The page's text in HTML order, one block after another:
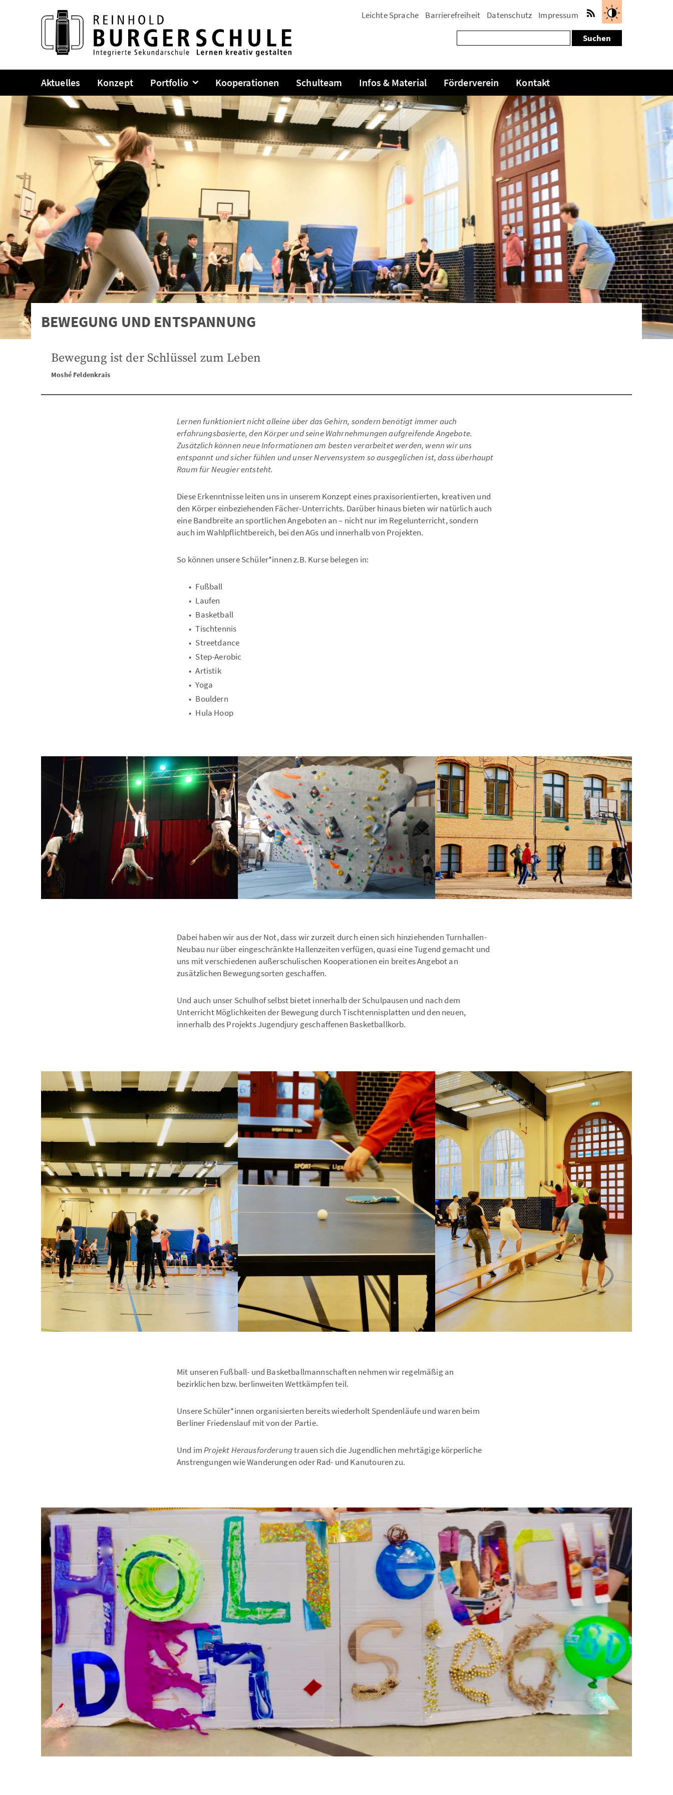
Kontrast
vermindern
Aktuelles Konzept Portfolio Untermenü
anzeigen
Kooperationen Schulteam Infos & Material Förderverein Kontakt
Leichte Sprache Barrierefreiheit Datenschutz
Impressum
Feed
nach:
BEWEGUNG UND ENTSPANNUNG
Bewegung ist der Schlüssel zum Leben
Moshé Feldenkrais
Lernen funktioniert nicht alleine über das Gehirn, sondern benötigt immer auch
erfahrungsbasierte, den Körper und seine Wahrnehmungen aufgreifende Angebote.
Zusätzlich können neue Informationen am besten verarbeitet werden, wenn wir uns
entspannt und sicher fühlen und unser Nervensystem so ausgeglichen ist, dass überhaupt
Raum für Neugier entsteht.
Diese Erkenntnisse leiten uns in unserem Konzept eines praxisorientierten, kreativen und
den Körper einbeziehenden Fächer-Unterrichts. Darüber hinaus bieten wir natürlich auch
eine Bandbreite an sportlichen Angeboten an – nicht nur im Regelunterricht, sondern
auch im Wahlpflichtbereich, bei den AGs und innerhalb von Projekten.
So können unsere Schüler*innen z.B. Kurse belegen in:
Fußball
Laufen
Basketball
Tischtennis
Streetdance
Step-Aerobic
Artistik
Yoga
Bouldern
Hula Hoop
Dabei haben wir aus der Not, dass wir zurzeit durch einen sich hinziehenden Turnhallen-
Neubau nur über eingeschränkte Hallenzeiten verfügen, quasi eine Tugend gemacht und
uns mit verschiedenen außerschulischen Kooperationen ein breites Angebot an
zusätzlichen Bewegungsorten geschaffen.
Und auch unser Schulhof selbst bietet innerhalb der Schulpausen und nach dem
Unterricht Möglichkeiten der Bewegung durch Tischtennisplatten und den neuen,
innerhalb des ProjektsJugendjury geschaffenen Basketballkorb.
Mit unseren Fußball- und Basketballmannschaften nehmen wir regelmäßig an
bezirklichen bzw. berlinweiten Wettkämpfen teil.
Unsere Schüler*innen organisierten bereits wiederholt Spendenläufe und waren beim
Berliner Friedenslaufmit von der Partie.
Und imProjekt Herausforderungtrauen sich die Jugendlichen mehrtägige körperliche
Anstrengungen wie Wanderungen oder Rad- und Kanutouren zu.